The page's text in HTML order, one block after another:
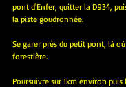
pont d'Enfer, quitter la D934,
la piste goudronnée.
Se garer près du petit pont, là
forestière.
Poursuivre sur 1km environ